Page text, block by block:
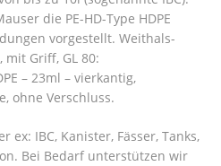
die PE-HD-Type HDPE
vorgestellt. Weithals-
mit Griff, GL 80:
– 23ml – vierkantig,
ohne Verschluss.
ex: IBC, Kanister, Fässer, Tanks,
Bei Bedarf unterstützen wir